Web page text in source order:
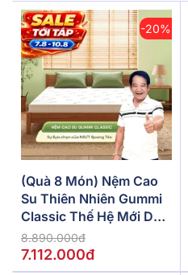
-20%
(Quà 8 Món) Nệm Cao
Su Thiên Nhiên Gummi
Classic Thế Hệ Mới Dày
5/10/15cm
8.890.000đ
7.112.000đ